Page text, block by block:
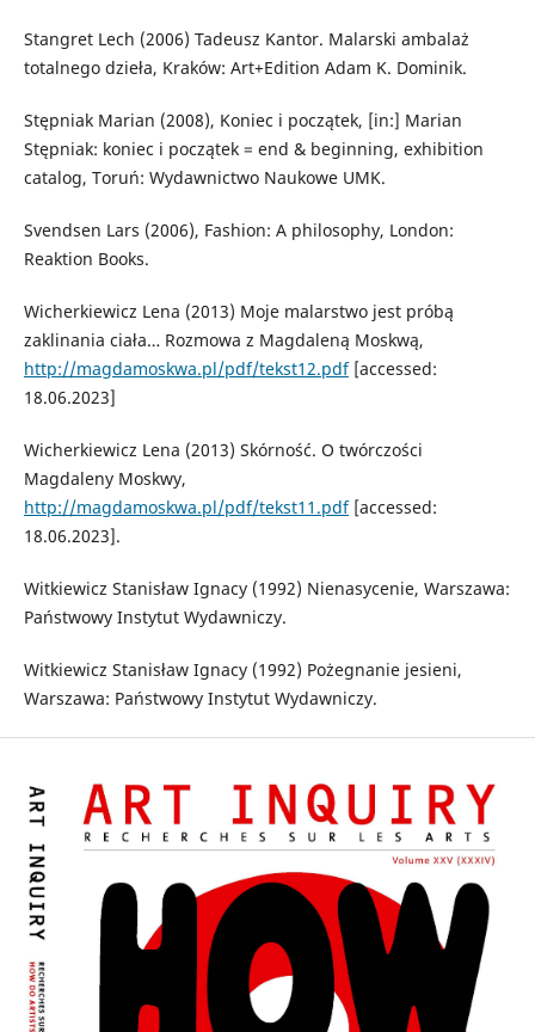
Stangret Lech (2006) Tadeusz Kantor. Malarski ambalaż
totalnego dzieła, Kraków: Art+Edition Adam K. Dominik.
Stępniak Marian (2008), Koniec i początek, [in:] Marian
Stępniak: koniec i początek = end & beginning, exhibition
catalog, Toruń: Wydawnictwo Naukowe UMK.
Svendsen Lars (2006), Fashion: A philosophy, London:
Reaktion Books.
Wicherkiewicz Lena (2013) Moje malarstwo jest próbą
zaklinania ciała… Rozmowa z Magdaleną Moskwą,
http://magdamoskwa.pl/pdf/tekst12.pdf[accessed:
18.06.2023]
Wicherkiewicz Lena (2013) Skórność. O twórczości
Magdaleny Moskwy,
http://magdamoskwa.pl/pdf/tekst11.pdf[accessed:
18.06.2023].
Witkiewicz Stanisław Ignacy (1992) Nienasycenie, Warszawa:
Państwowy Instytut Wydawniczy.
Witkiewicz Stanisław Ignacy (1992) Pożegnanie jesieni,
Warszawa: Państwowy Instytut Wydawniczy.